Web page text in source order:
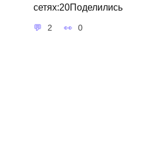
сетях:20Поделились
2 0